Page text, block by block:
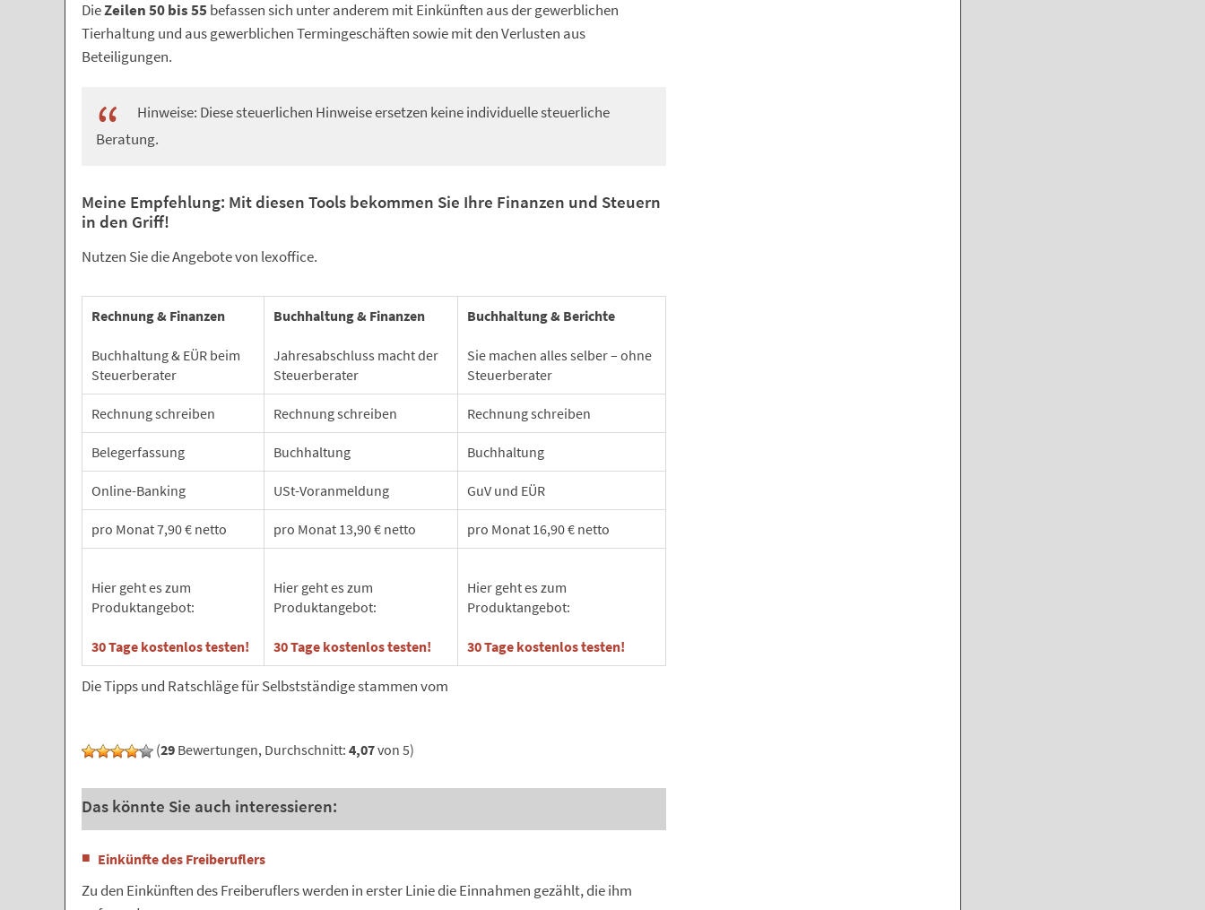
DieZeilen 50 bis 55befassen sich unter anderem mit Einkünften aus der gewerblichen
Tierhaltung und aus gewerblichen Termingeschäften sowie mit den Verlusten aus
Beteiligungen.
Hinweise: Diese steuerlichen Hinweise ersetzen keine individuelle steuerliche
Beratung.
Meine Empfehlung: Mit diesen Tools bekommen Sie Ihre Finanzen und Steuern
in den Griff!
Nutzen Sie die Angebote von lexoffice.
Rechnung & Finanzen
Buchhaltung & EÜR beim
Steuerberater
Buchhaltung & Finanzen
Jahresabschluss macht der
Steuerberater
Buchhaltung & Berichte
Sie machen alles selber – ohne
Steuerberater
Rechnung schreiben Rechnung schreiben Rechnung schreiben
Belegerfassung Buchhaltung Buchhaltung
Online-Banking USt-Voranmeldung GuV und EÜR
pro Monat 7,90 € netto pro Monat 13,90 € netto pro Monat 16,90 € netto
Hier geht es zum
Produktangebot:
30 Tage kostenlos testen!
Hier geht es zum
Produktangebot:
30 Tage kostenlos testen!
Hier geht es zum
Produktangebot:
30 Tage kostenlos testen!
Die Tipps und Ratschläge für Selbstständige stammen vom
(29 Bewertungen, Durchschnitt: 4,07von 5)
Das könnte Sie auch interessieren:
Einkünfte des Freiberuflers
Zu den Einkünften des Freiberuflers werden in erster Linie die Einnahmen gezählt, die ihm